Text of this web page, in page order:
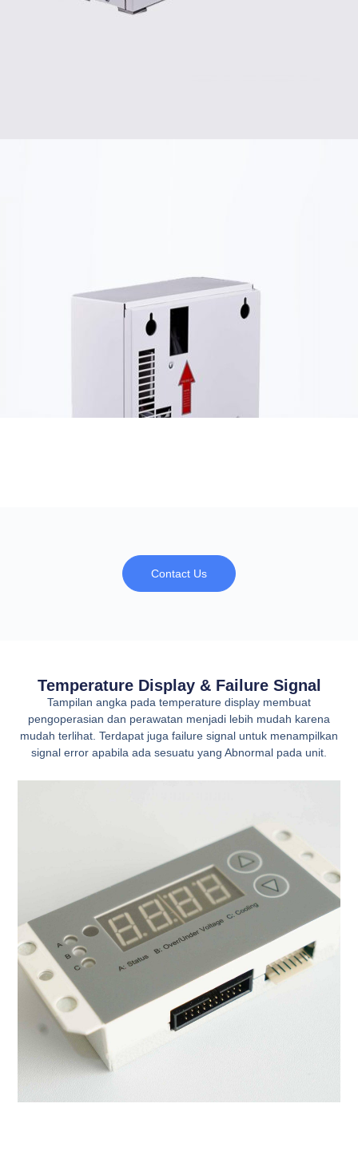
Contact Us
Temperature Display & Failure Signal
Tampilan angka pada temperature display membuat
pengoperasian dan perawatan menjadi lebih mudah karena
mudah terlihat. Terdapat juga failure signal untuk menampilkan
signal error apabila ada sesuatu yang Abnormal pada unit.